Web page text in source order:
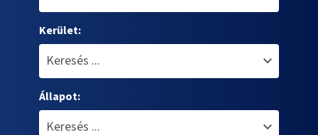
Kerület:
Állapot: